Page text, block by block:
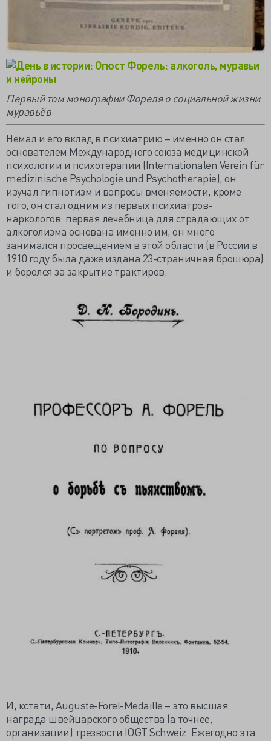
Первый том монографии Фореля о социальной жизни
муравьёв
Немал и его вклад в психиатрию – именно он стал
основателем Международного союза медицинской
психологии и психотерапии (Internationalen Verein für
medizinische Psychologie und Psychotherapie), он
изучал гипнотизм и вопросы вменяемости, кроме
того, он стал одним из первых психиатров-
наркологов: первая лечебница для страдающих от
алкоголизма основана именно им, он много
занимался просвещением в этой области (в России в
1910 году была даже издана 23-страничная брошюра)
и боролся за закрытие трактиров.
И, кстати, Auguste-Forel-Medaille – это высшая
награда швейцарского общества (а точнее,
организации) трезвости IOGT Schweiz. Ежегодно эта